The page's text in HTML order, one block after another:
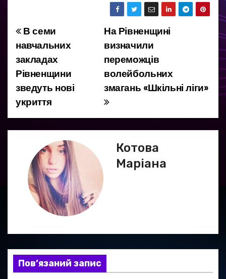
Н
а
в
і
г
а
п
На Рівненщині
визначили
переможців
волейбольних
змагань «Шкільні ліги»
В семи
навчальних
закладах
Рівненщини
зведуть нові
укриття
Котова
Маріана
Пов’язаний запис